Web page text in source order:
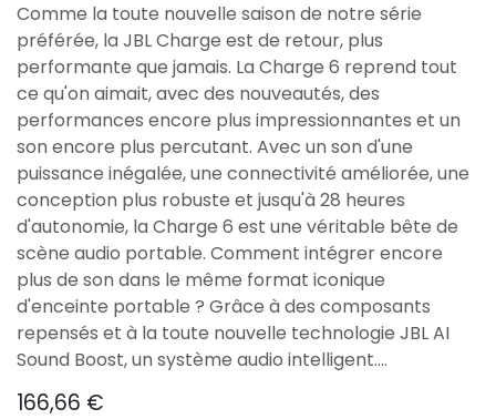
Comme la toute nouvelle saison de notre série
préférée, la JBL Charge est de retour, plus
performante que jamais. La Charge 6 reprend tout
ce qu'on aimait, avec des nouveautés, des
performances encore plus impressionnantes et un
son encore plus percutant. Avec un son d'une
puissance inégalée, une connectivité améliorée, une
conception plus robuste et jusqu'à 28 heures
d'autonomie, la Charge 6 est une véritable bête de
scène audio portable. Comment intégrer encore
plus de son dans le même format iconique
d'enceinte portable ? Grâce à des composants
repensés et à la toute nouvelle technologie JBL AI
Sound Boost, un système audio intelligent.…
166,66 €